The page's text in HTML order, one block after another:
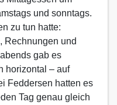
und sonntags.
zu tun hatte:
Rechnungen und
gab es
horizontal – auf
Feddersen hatten es
Tag genau gleich